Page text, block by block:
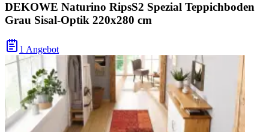
DEKOWE Naturino RipsS2 Spezial Teppichboden
Grau Sisal-Optik 220x280 cm
1 Angebot